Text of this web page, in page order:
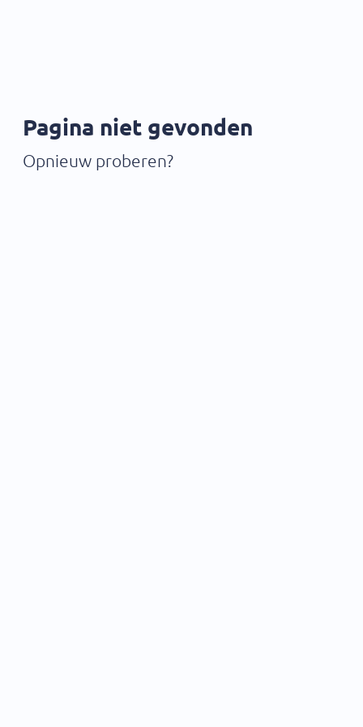
Pagina niet gevonden
Opnieuw proberen?